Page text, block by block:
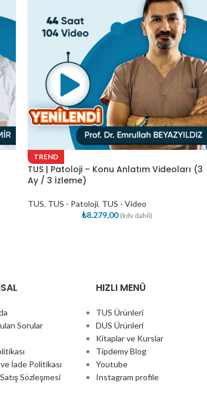
TREND
TUS | Patoloji – Konu Anlatım Videoları (3
Ay / 3 İzleme)
TUS, TUS - Patoloji, TUS - Video
₺8.279,00 (kdv dahil)
Sorular
İade Politikası
Sözleşmesi
HIZLI MENÜ
TUS Ürünleri
DUS Ürünleri
Kitaplar ve Kurslar
Tipdemy Blog
Youtube
Instagram profile